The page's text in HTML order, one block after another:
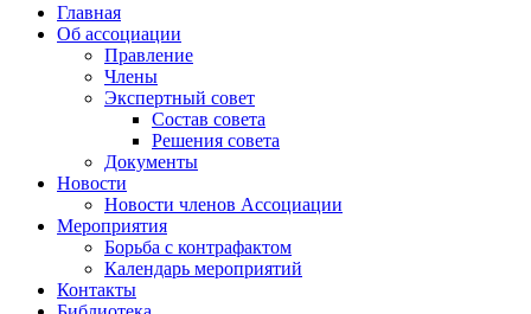
Главная
Об ассоциации
Правление
Члены
Экспертный совет
Состав совета
Решения совета
Документы
Новости
Новости членов Ассоциации
Мероприятия
Борьба с контрафактом
Календарь мероприятий
Контакты